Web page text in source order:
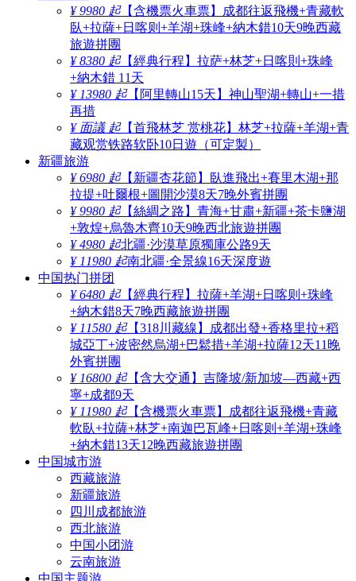
¥ 9980 起【含機票火車票】成都往返飛機+青藏軟
臥+拉薩+日喀则+羊湖+珠峰+納木錯10天9晚西藏
旅遊拼團
¥ 8380 起【經典行程】拉萨+林芝+日喀則+珠峰
+納木錯 11天
¥ 13980 起【阿里轉山15天】神山聖湖+轉山+一措
再措
¥ 面議 起【首飛林芝 赏桃花】林芝+拉薩+羊湖+青
藏观赏铁路软卧10日遊（可定製）
新疆旅游
¥ 6980 起【新疆杏花節】臥進飛出+賽里木湖+那
拉提+吐爾根+圖開沙漠8天7晚外賓拼團
¥ 9980 起【絲綢之路】青海+甘肅+新疆+茶卡鹽湖
+敦煌+烏魯木齊10天9晚西北旅遊拼團
¥ 4980 起北疆·沙漠草原獨庫公路9天
¥ 11980 起南北疆·全景線16天深度遊
中国热门拼团
¥ 6480 起【經典行程】拉薩+羊湖+日喀则+珠峰
+納木錯8天7晚西藏旅遊拼團
¥ 11580 起【318川藏線】成都出發+香格里拉+稻
城亞丁+波密然烏湖+巴鬆措+羊湖+拉薩12天11晚
外賓拼團
¥ 16800 起【含大交通】吉隆坡/新加坡—西藏+西
寧+成都9天
¥ 11980 起【含機票火車票】成都往返飛機+青藏
軟臥+拉薩+林芝+南迦巴瓦峰+日喀则+羊湖+珠峰
+納木錯13天12晚西藏旅遊拼團
中国城市游
西藏旅游
新疆旅游
四川成都旅游
西北旅游
中国小团游
云南旅游
中国主题游